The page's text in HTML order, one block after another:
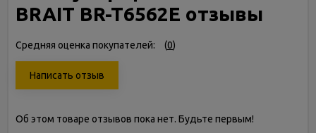
BRAIT BR-T6562E отзывы
Средняя оценка покупателей: (0)
Написать отзыв
Об этом товаре отзывов пока нет. Будьте первым!